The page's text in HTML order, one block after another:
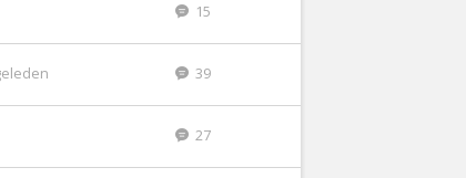
15
39
27